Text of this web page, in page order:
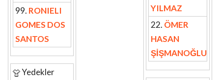
99. RONIELI
GOMES DOS
SANTOS
Yedekler
YILMAZ
22. ÖMER
HASAN
ŞİŞMANOĞLU